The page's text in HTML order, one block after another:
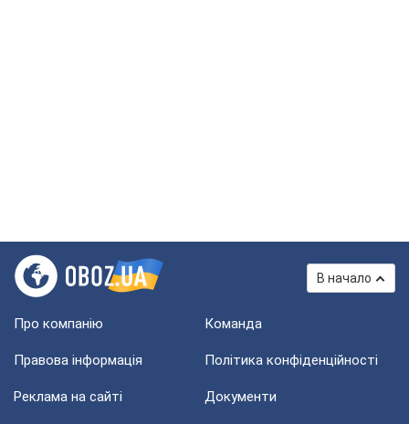
В начало
Про компанію Команда
Правова інформація Політика конфіденційності
Реклама на сайті Документи